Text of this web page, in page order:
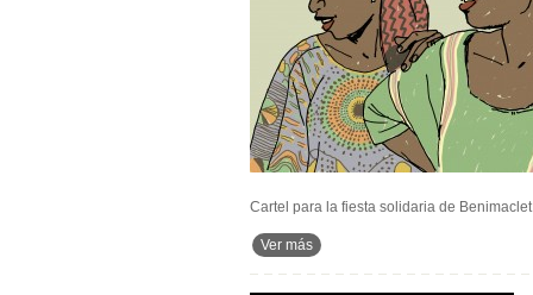
Cartel para la fiesta solidaria de
Ver más